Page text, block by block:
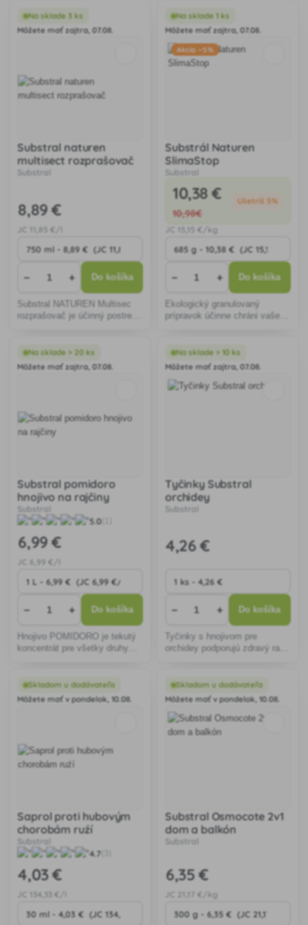
dospelé jedince savých a
žravých škodcov. Účinná látka
systémový účinok.
Na sklade 3 ks
Môžete mať zajtra, 07.08.
Substral naturen
multisect rozprašovač
Substral
8,89 €
11 ,85 €/l
− + Do košíka
Substral NATUREN Multisec
rozprašovač je účinný postrek
bobuľovín, zeleniny a
okrasných rastlín. Obsahuje
Na sklade 1 ks
Môžete mať zajtra, 07.08.
Akcia −5%
Substrál Naturen
SlimaStop
Substral
10,38 €
10,98€
Ušetríš 5%
15 ,15 €/kg
− + Do košíka
Ekologický granulovaný
prípravok účinne chráni vaše
a bezpečný pre deti aj domáce
zvieratá.
Na sklade > 20 ks
Môžete mať zajtra, 07.08.
Substral pomidoro
hnojivo na rajčiny
Substral
5.0(1)
6,99 €
6 ,99 €/l
− + Do košíka
Hnojivo POMIDORO je tekutý
koncentrát pre všetky druhy
Na sklade > 10 ks
Môžete mať zajtra, 07.08.
Tyčinky Substral
orchidey
Substral
4,26 €
− + Do košíka
Tyčinky s hnojivom pre
orchidey podporujú zdravý rast
zaručuje stabilný prísun živín
na niekoľko týždňov.
Skladom u dodávateľa
Môžete mať v pondelok, 10.08.
Saprol proti hubovým
chorobám ruźí
Substral
4.7
4,03 €
134 ,33 €/l
Skladom u dodávateľa
Môžete mať v pondelok, 10.08.
Substral Osmocote 2v1
dom a balkón
Substral
6,35 €
21 ,17 €/kg